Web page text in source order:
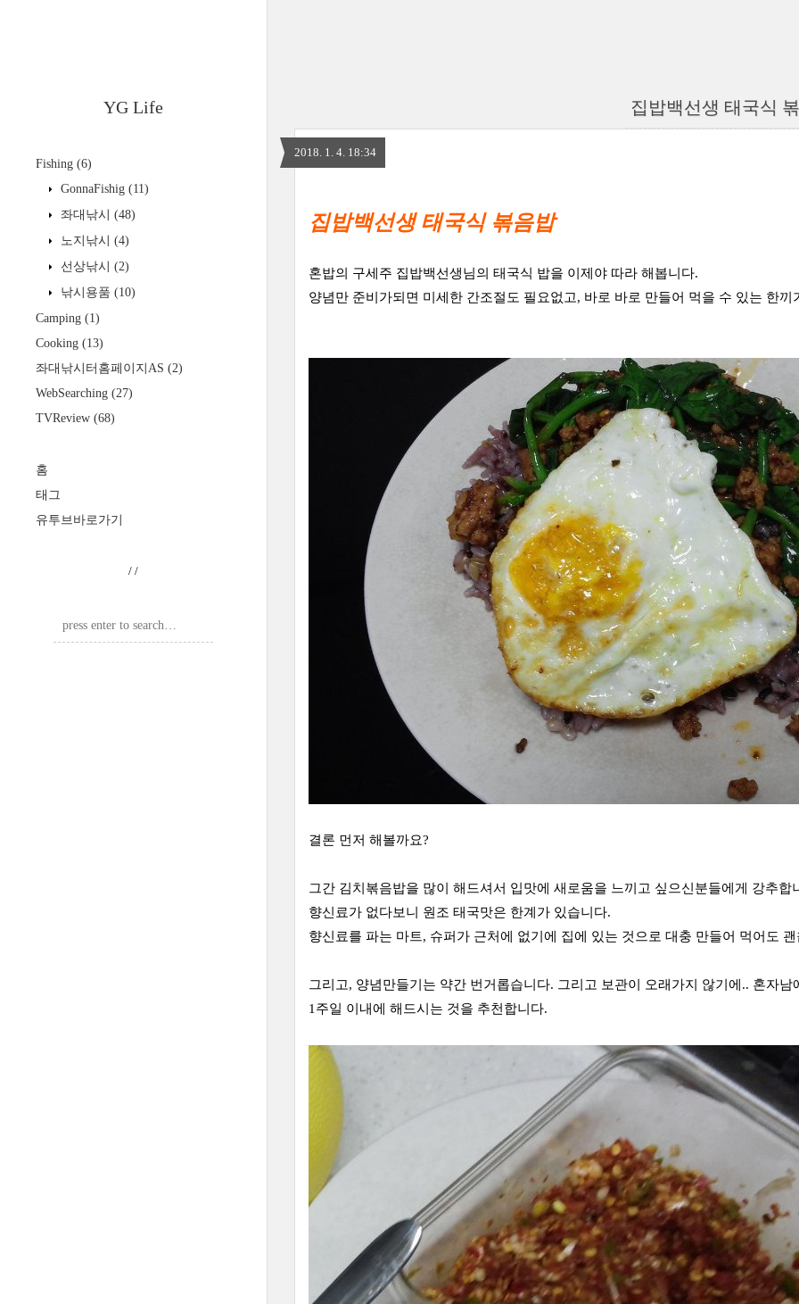
YG Life
Fishing (6)
GonnaFishig (11)
좌대낚시 (48)
노지낚시 (4)
선상낚시 (2)
낚시용품 (10)
Camping (1)
Cooking (13)
좌대낚시터홈페이지AS (2)
WebSearching (27)
TVReview (68)
홈
태그
유투브바로가기
/ /
집밥백선생 태국식
2018. 1. 4. 18:34
집밥백선생 태국식 볶음밥
혼밥의 구세주 집밥백선생님의 태국식 밥을 이제야 따라 해봅니다.
양념만 준비가되면 미세한 간조절도 필요없고, 바로 바로 만들어 먹을 수 있는 한끼
결론 먼저 해볼까요?
그간 김치볶음밥을 많이 해드셔서 입맛에 새로움을 느끼고 싶으신분들에게 강추합
향신료가 없다보니 원조 태국맛은 한계가 있습니다.
향신료를 파는 마트, 슈퍼가 근처에 없기에 집에 있는 것으로 대충 만들어 먹어도
그리고, 양념만들기는 약간 번거롭습니다. 그리고 보관이 오래가지 않기에.. 혼자
1주일 이내에 해드시는 것을 추천합니다.